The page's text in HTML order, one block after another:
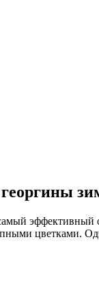
эффективный
цветками.